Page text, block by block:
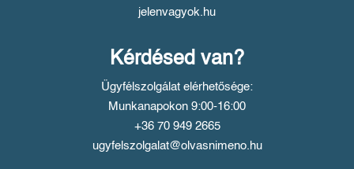
jelenvagyok.hu
Kérdésed van?
Ügyfélszolgálat elérhetősége:
Munkanapokon 9:00-16:00
+36 70 949 2665
ugyfelszolgalat@olvasnimeno.hu